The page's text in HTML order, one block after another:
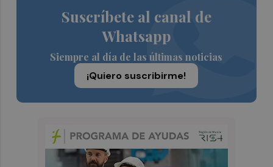
Suscríbete al canal de
Whatsapp
Siempre al día de las últimas noticias
¡Quiero suscribirme!